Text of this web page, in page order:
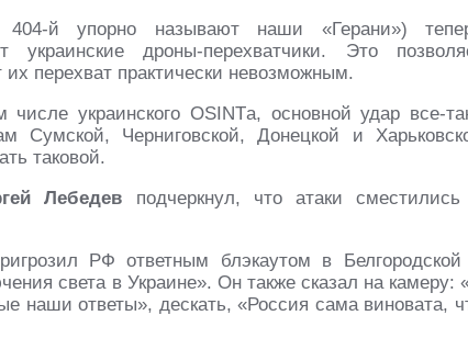
й упорно называют наши «Герани»)
дроны-перехватчики. Это
перехват практически невозможным.
украинского OSINTа, основной удар все-
Сумской, Черниговской, Донецкой и
таковой.
Лебедев подчеркнул, что атаки
РФ ответным блэкаутом в
света в Украине». Он также сказал на камеру:
наши ответы», дескать, «Россия сама виновата,